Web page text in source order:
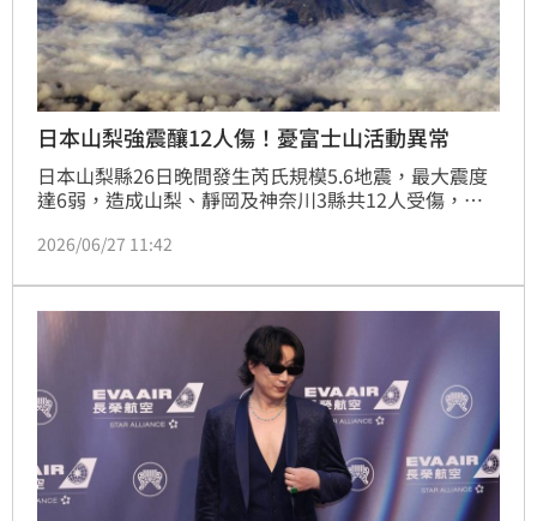
日本山梨強震釀12人傷！憂富士山活動異常
日本山梨縣26日晚間發生芮氏規模5.6地震，最大震度
達6弱，造成山梨、靜岡及神奈川3縣共12人受傷，所
震，尤其未來2至3天內，不排除再發生最大震度6弱的
也給出解答。
2026/06/27 11:42